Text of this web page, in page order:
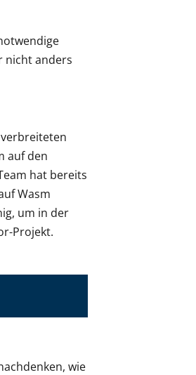
nicht anders
auf den
hat bereits
Wasm
um in der
Projekt.
wie